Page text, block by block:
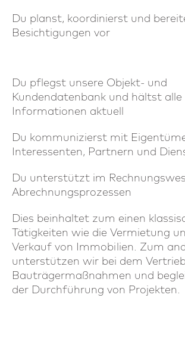
Du planst, koordinierst und
Besichtigungen vor
Du pflegst unsere Objekt- und
Kundendatenbank und hältst alle
Informationen aktuell
Du kommunizierst mit
Interessenten, Partnern und
Du unterstützt im
Abrechnungsprozessen
Dies beinhaltet zum einen
Tätigkeiten wie die Vermietung
Verkauf von Immobilien. Zum
unterstützen wir bei dem
Bauträgermaßnahmen und
der Durchführung von Projekten.